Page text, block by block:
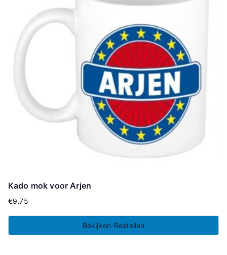
Kado mok voor Arjen
€9,75
Bekijken-Bestellen